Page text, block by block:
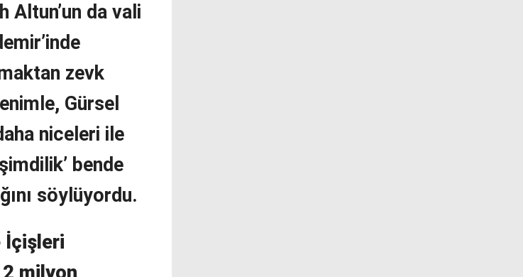
Altun’un da vali
zevk
Gürsel
niceleri ile
bende
söylüyordu.
İçişleri